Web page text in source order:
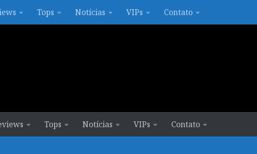
Tops Notícias VIPs Contato
Tops Notícias VIPs Contato